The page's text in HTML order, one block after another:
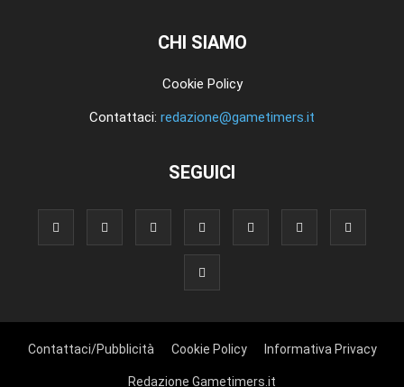
CHI SIAMO
Cookie Policy
Contattaci: redazione@gametimers.it
SEGUICI
Contattaci/Pubblicità Cookie Policy Informativa Privacy
Redazione Gametimers.it